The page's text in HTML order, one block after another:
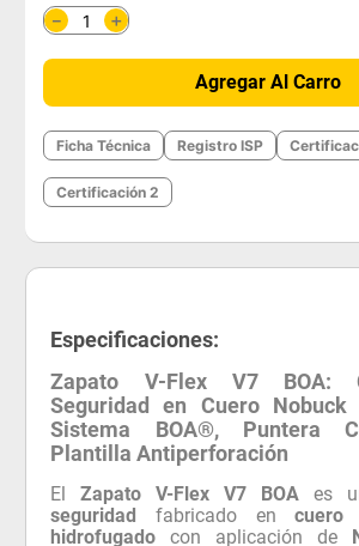
＋
－
Agregar Al Carro
Ficha Técnica Registro ISP
Certificación 2
Especificaciones:
Zapato V-Flex V7 BOA:
Seguridad en Cuero Nobuck
Sistema BOA®, Puntera
Plantilla Antiperforación
ElZapato V-Flex V7 BOA es
seguridad fabricado encuero
hidrofugado con aplicación de